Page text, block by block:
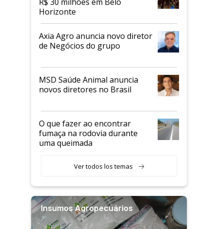
Horizonte
Axia Agro anuncia novo diretor
de Negócios do grupo
MSD Saúde Animal anuncia
novos diretores no Brasil
O que fazer ao encontrar
fumaça na rodovia durante
uma queimada
Ver todos los temas
Insumos Agropecuários